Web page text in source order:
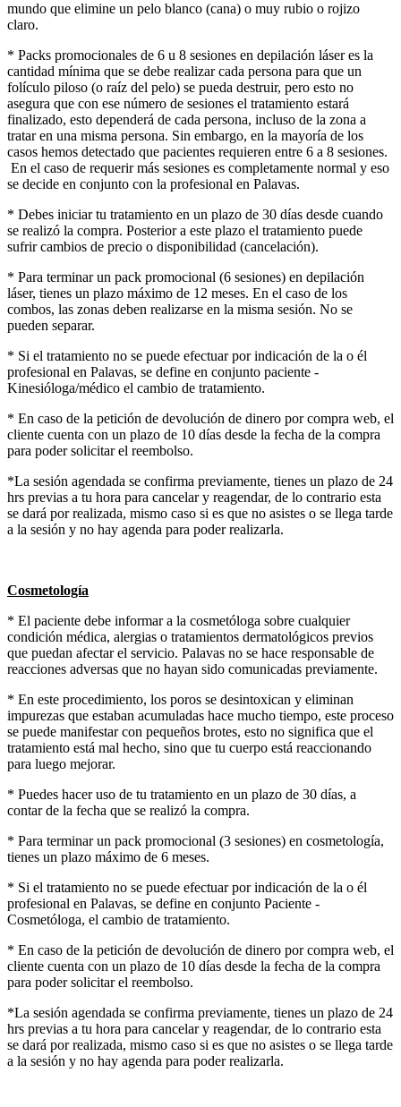
mundo que elimine un pelo blanco (cana) o muy rubio o rojizo
claro.
* Packs promocionales de 6 u 8 sesiones en depilación láser es la
cantidad mínima que se debe realizar cada persona para que un
folículo piloso (o raíz del pelo) se pueda destruir, pero esto no
asegura que con ese número de sesiones el tratamiento estará
finalizado, esto dependerá de cada persona, incluso de la zona a
tratar en una misma persona. Sin embargo, en la mayoría de los
casos hemos detectado que pacientes requieren entre 6 a 8 sesiones.
En el caso de requerir más sesiones es completamente normal y eso
se decide en conjunto con la profesional en Palavas.
* Debes iniciar tu tratamiento en un plazo de 30 días desde cuando
se realizó la compra. Posterior a este plazo el tratamiento puede
sufrir cambios de precio o disponibilidad (cancelación).
* Para terminar un pack promocional (6 sesiones) en depilación
láser, tienes un plazo máximo de 12 meses. En el caso de los
combos, las zonas deben realizarse en la misma sesión. No se
pueden separar.
* Si el tratamiento no se puede efectuar por indicación de la o él
profesional en Palavas, se define en conjunto paciente -
Kinesióloga/médico el cambio de tratamiento.
* En caso de la petición de devolución de dinero por compra web, el
cliente cuenta con un plazo de 10 días desde la fecha de la compra
para poder solicitar el reembolso.
*La sesión agendada se confirma previamente, tienes un plazo de 24
hrs previas a tu hora para cancelar y reagendar, de lo contrario esta
se dará por realizada, mismo caso si es que no asistes o se llega tarde
a la sesión y no hay agenda para poder realizarla.
Cosmetología
* El paciente debe informar a la cosmetóloga sobre cualquier
condición médica, alergias o tratamientos dermatológicos previos
que puedan afectar el servicio. Palavas no se hace responsable de
reacciones adversas que no hayan sido comunicadas previamente.
* En este procedimiento, los poros se desintoxican y eliminan
impurezas que estaban acumuladas hace mucho tiempo, este proceso
se puede manifestar con pequeños brotes, esto no significa que el
tratamiento está mal hecho, sino que tu cuerpo está reaccionando
para luego mejorar.
* Puedes hacer uso de tu tratamiento en un plazo de 30 días, a
contar de la fecha que se realizó la compra.
* Para terminar un pack promocional (3 sesiones) en cosmetología,
tienes un plazo máximo de 6 meses.
* Si el tratamiento no se puede efectuar por indicación de la o él
profesional en Palavas, se define en conjunto Paciente -
Cosmetóloga, el cambio de tratamiento.
* En caso de la petición de devolución de dinero por compra web, el
cliente cuenta con un plazo de 10 días desde la fecha de la compra
para poder solicitar el reembolso.
*La sesión agendada se confirma previamente, tienes un plazo de 24
hrs previas a tu hora para cancelar y reagendar, de lo contrario esta
se dará por realizada, mismo caso si es que no asistes o se llega tarde
a la sesión y no hay agenda para poder realizarla.